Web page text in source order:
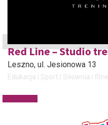
Red Line – Studio
Leszno, ul. Jesionowa 13
Edukacja i Sport Siłownia i